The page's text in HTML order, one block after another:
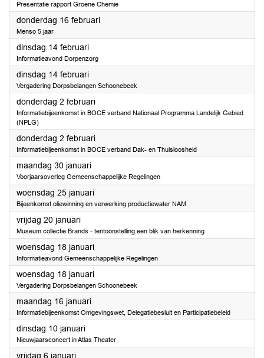
Presentatie rapport Groene Chemie
donderdag 16 februari2023
Menso 5 jaar
dinsdag 14 februari2023
Informatieavond Dorpenzorg
dinsdag 14 februari2023
Vergadering Dorpsbelangen Schoonebeek
donderdag 2 februari2023
Informatiebijeenkomst in BOCE verband Nationaal Programma Landelijk Gebied
(NPLG)
donderdag 2 februari2023
Informatiebijeenkomst in BOCE verband Dak- en Thuisloosheid
maandag 30 januari2023
Voorjaarsoverleg Gemeenschappelijke Regelingen
woensdag 25 januari2023
Bijeenkomst oliewinning en verwerking productiewater NAM
vrijdag 20 januari2023
Museum collectie Brands - tentoonstelling een blik van herkenning
woensdag 18 januari2023
Informatieavond Gemeenschappelijke Regelingen
woensdag 18 januari2023
Vergadering Dorpsbelangen Schoonebeek
maandag 16 januari2023
Informatiebijeenkomst Omgevingswet, Delegatiebesluit en Participatiebeleid
dinsdag 10 januari2023
Nieuwjaarsconcert in Atlas Theater
vrijdag 6 januari2023